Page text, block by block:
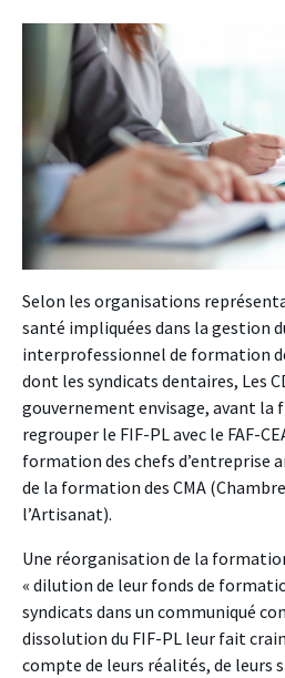
Selon les organisations
santé impliquées dans la gestion
interprofessionnel de formation
dont les syndicats dentaires, Les
gouvernement envisage, avant la
regrouper le FIF-PL avec le FAF-
formation des chefs d’entreprise
de la formation des CMA
l’Artisanat).
Une réorganisation de la
« dilution de leur fonds de
syndicats dans un communiqué
dissolution du FIF-PL leur fait
compte de leurs réalités, de leurs